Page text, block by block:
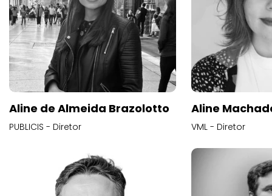
Aline de Almeida Brazolotto
PUBLICIS - Diretor
Aline
VML - Diretor